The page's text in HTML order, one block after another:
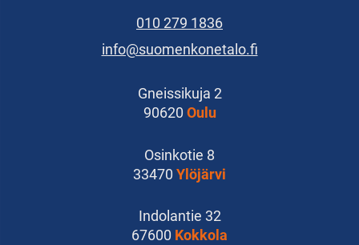
010 279 1836
info@suomenkonetalo.fi
Gneissikuja 2
90620 Oulu
Osinkotie 8
33470 Ylöjärvi
Indolantie 32
67600 Kokkola